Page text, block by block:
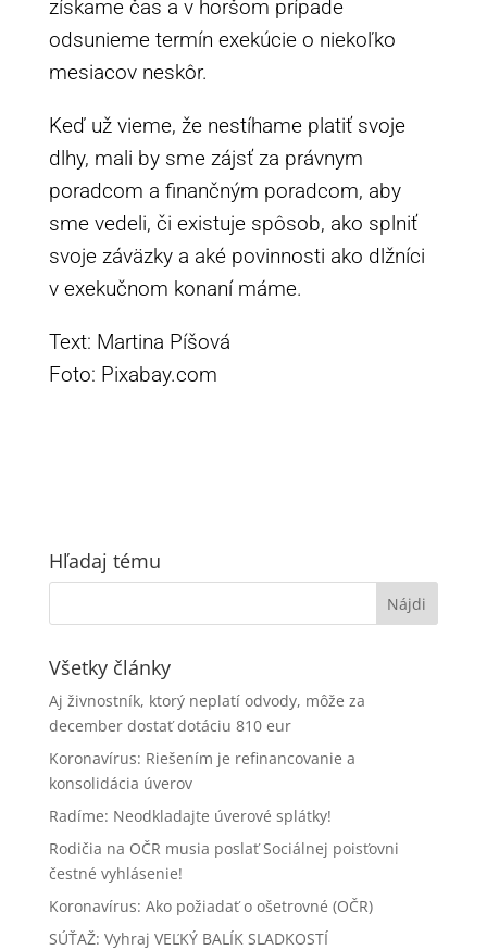
získame čas a v horšom prípade
odsunieme termín exekúcie o niekoľko
mesiacov neskôr.
Keď už vieme, že nestíhame platiť svoje
dlhy, mali by sme zájsť za právnym
poradcom a finančným poradcom, aby
sme vedeli, či existuje spôsob, ako splniť
svoje záväzky a aké povinnosti ako dlžníci
v exekučnom konaní máme.
Text: Martina Píšová
Foto: Pixabay.com
Hľadaj tému
Všetky články
Aj živnostník, ktorý neplatí odvody, môže za
december dostať dotáciu 810 eur
Koronavírus: Riešením je refinancovanie a
konsolidácia úverov
Radíme: Neodkladajte úverové splátky!
Rodičia na OČR musia poslať Sociálnej poisťovni
čestné vyhlásenie!
Koronavírus: Ako požiadať o ošetrovné (OČR)
SÚŤAŽ: Vyhraj VEĽKÝ BALÍK SLADKOSTÍ